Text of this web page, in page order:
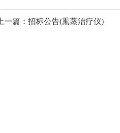
上一篇：招标公告(熏蒸治疗仪)